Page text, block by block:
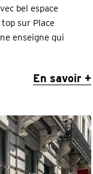
bel espace
sur Place
enseigne qui
En savoir +